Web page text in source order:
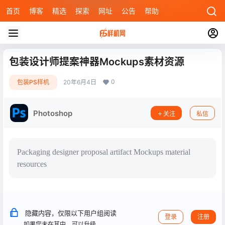
首页 博客 精选 探索 网址 公告 帮助
包装设计师提案神器Mockups素材资源
包装PS样机 20年6月4日 0
Photoshop 关注 私信
Packaging designer proposal artifact Mockups material
resources
隐藏内容，仅限以下用户组阅读 登录 注册